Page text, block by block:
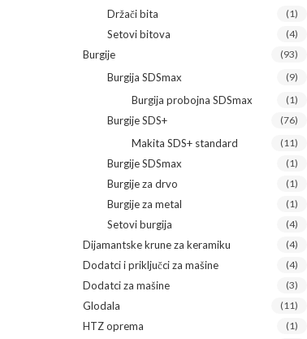
Držači bita (1)
Setovi bitova (4)
Burgije (93)
Burgija SDSmax (9)
Burgija probojna SDSmax (1)
Burgije SDS+ (76)
Makita SDS+ standard (11)
Burgije SDSmax (1)
Burgije za drvo (1)
Burgije za metal (1)
Setovi burgija (4)
Dijamantske krune za keramiku (4)
Dodatci i priključci za mašine (4)
Dodatci za mašine (3)
Glodala (11)
HTZ oprema (1)